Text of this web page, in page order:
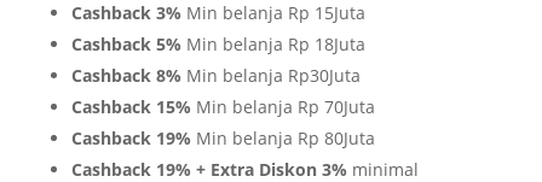
Cashback 3% Min belanja Rp 15Juta
Cashback 5% Min belanja Rp 18Juta
Cashback 8% Min belanja Rp30Juta
Cashback 15% Min belanja Rp 70Juta
Cashback 19% Min belanja Rp 80Juta
Cashback 19% + Extra Diskon 3% minimal